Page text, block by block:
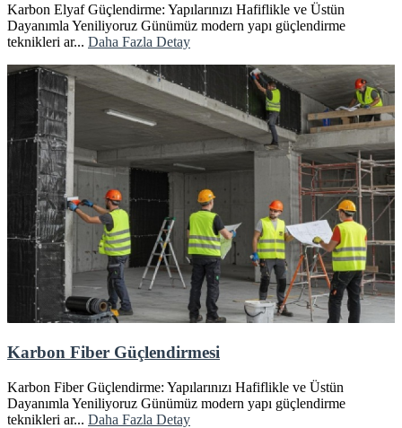
Karbon Elyaf Güçlendirme: Yapılarınızı Hafiflikle ve Üstün
Dayanımla Yeniliyoruz Günümüz modern yapı güçlendirme
teknikleri ar... Daha Fazla Detay
Karbon Fiber Güçlendirmesi
Karbon Fiber Güçlendirme: Yapılarınızı Hafiflikle ve Üstün
Dayanımla Yeniliyoruz Günümüz modern yapı güçlendirme
teknikleri ar... Daha Fazla Detay